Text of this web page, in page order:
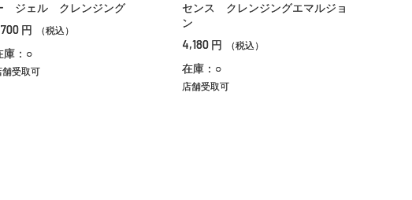
ジェル クレンジング
円 （税込）
庫：○
舗受取可
センス クレンジングエマルジョ
ン
4,180 円 （税込）
在庫：○
店舗受取可